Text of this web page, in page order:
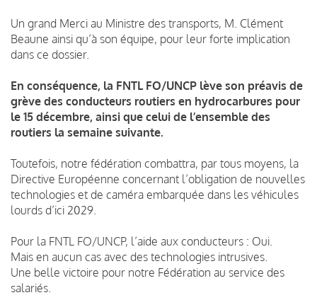
Un grand Merci au Ministre des transports, M. Clément
Beaune ainsi qu’à son équipe, pour leur forte implication
dans ce dossier.
En conséquence, la FNTL FO/UNCP lève son préavis de
grève des conducteurs routiers en hydrocarbures pour
le 15 décembre, ainsi que celui de l’ensemble des
routiers la semaine suivante.
Toutefois, notre fédération combattra, par tous moyens, la
Directive Européenne concernant l’obligation de nouvelles
technologies et de caméra embarquée dans les véhicules
lourds d’ici 2029.
Pour la FNTL FO/UNCP, l’aide aux conducteurs : Oui.
Mais en aucun cas avec des technologies intrusives.
Une belle victoire pour notre Fédération au service des
salariés.